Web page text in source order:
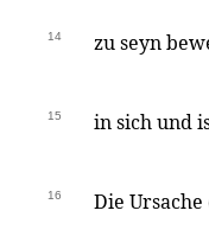
14 zu seyn
15 in sich und
16 Die